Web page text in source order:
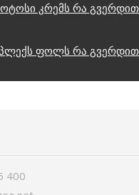
კრემს რა
ფოლს რა
400